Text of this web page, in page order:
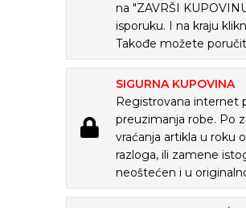
na "ZAVRŠI
isporuku. I na kraju
Takođe možete
SIGURNA KUPOVINA
Registrovana internet
preuzimanja robe. Po
vraćanja artikla u roku
razloga, ili zamene
neoštećen i u